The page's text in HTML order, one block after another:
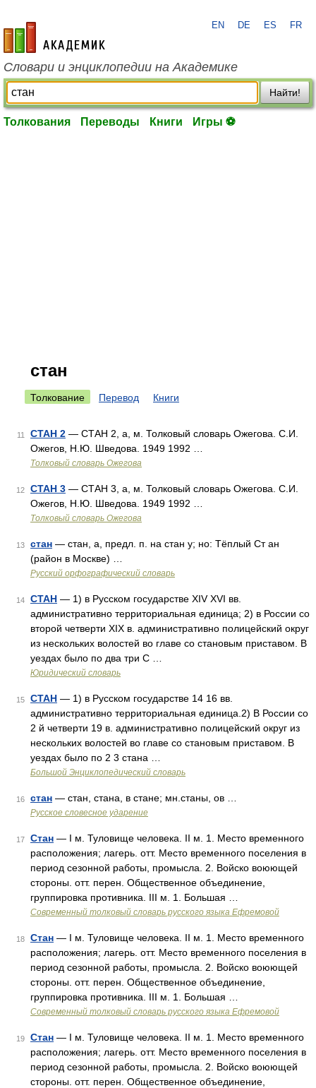
academic.ru
EN DE ES FR
Словари и энциклопедии на Академике
Найти!
Толкования Переводы Книги Игры ⚽
стан
Толкование Перевод Книги
11 СТАН 2 — СТАН 2, а, м. Толковый словарь Ожегова. С.И.
Ожегов, Н.Ю. Шведова. 1949 1992 …
Толковый словарь Ожегова
12 СТАН 3 — СТАН 3, а, м. Толковый словарь Ожегова. С.И.
Ожегов, Н.Ю. Шведова. 1949 1992 …
Толковый словарь Ожегова
13 стан — стан, а, предл. п. на стан у; но: Тёплый Ст ан
(район в Москве) …
Русский орфографический словарь
14 СТАН — 1) в Русском государстве XIV XVI вв.
административно территориальная единица; 2) в России со
второй четверти XIX в. административно полицейский округ
из нескольких волостей во главе со становым приставом. В
уездах было по два три С …
Юридический словарь
15 СТАН — 1) в Русском государстве 14 16 вв.
административно территориальная единица.2) В России со
2 й четверти 19 в. административно полицейский округ из
нескольких волостей во главе со становым приставом. В
уездах было по 2 3 стана …
Большой Энциклопедический словарь
16 стан — стан, стана, в стане; мн.станы, ов …
Русское словесное ударение
17 Стан — I м. Туловище человека. II м. 1. Место временного
расположения; лагерь. отт. Место временного поселения в
период сезонной работы, промысла. 2. Войско воюющей
стороны. отт. перен. Общественное объединение,
группировка противника. III м. 1. Большая …
Современный толковый словарь русского языка Ефремовой
18 Стан — I м. Туловище человека. II м. 1. Место временного
расположения; лагерь. отт. Место временного поселения в
период сезонной работы, промысла. 2. Войско воюющей
стороны. отт. перен. Общественное объединение,
группировка противника. III м. 1. Большая …
Современный толковый словарь русского языка Ефремовой
19 Стан — I м. Туловище человека. II м. 1. Место временного
расположения; лагерь. отт. Место временного поселения в
период сезонной работы, промысла. 2. Войско воюющей
стороны. отт. перен. Общественное объединение,